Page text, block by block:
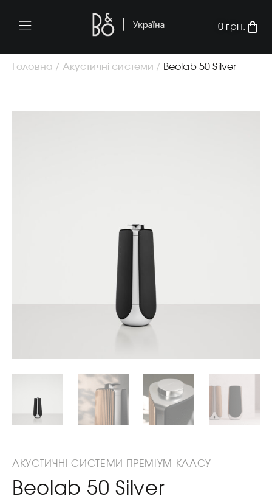
0 грн.
Головна / Акустичні системи / Beolab 50 Silver
АКУСТИЧНІ СИСТЕМИ ПРЕМІУМ-КЛАСУ
Beolab 50 Silver